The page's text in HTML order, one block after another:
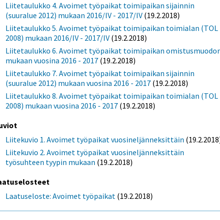
Liitetaulukko 4. Avoimet työpaikat toimipaikan sijainnin
(suuralue 2012) mukaan 2016/IV - 2017/IV (19.2.2018)
Liitetaulukko 5. Avoimet työpaikat toimipaikan toimialan (TOL
2008) mukaan 2016/IV - 2017/IV (19.2.2018)
Liitetaulukko 6. Avoimet työpaikat toimipaikan
mukaan vuosina 2016 - 2017 (19.2.2018)
Liitetaulukko 7. Avoimet työpaikat toimipaikan sijainnin
(suuralue 2012) mukaan vuosina 2016 - 2017 (19.2.2018)
Liitetaulukko 8. Avoimet työpaikat toimipaikan toimialan (TOL
2008) mukaan vuosina 2016 - 2017 (19.2.2018)
Liitekuvio 1. Avoimet työpaikat vuosineljänneksittäin
Liitekuvio 2. Avoimet työpaikat vuosineljänneksittäin
työsuhteen tyypin mukaan (19.2.2018)
Laatuseloste: Avoimet työpaikat (19.2.2018)